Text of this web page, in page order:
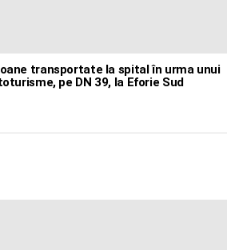
transportate la spital în urma unui
pe DN 39, la Eforie Sud